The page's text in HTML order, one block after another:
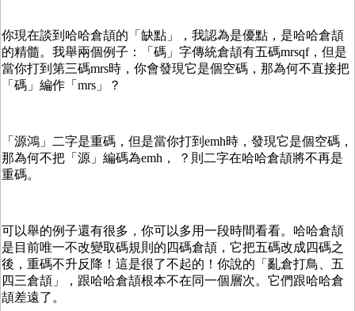
你現在談到哈哈倉頡的「缺點」，我認為是優點，是哈哈倉頡
的精髓。我舉兩個例子：「碼」字傳統倉頡有五碼mrsqf，但是
當你打到第三碼mrs時，你會發現它是個空碼，那為何不直接把
「碼」編作「mrs」？
「源鴻」二字是重碼，但是當你打到emh時，發現它是個空碼，
那為何不把「源」編碼為emh， ？則二字在哈哈倉頡將不再是
重碼。
可以舉的例子還有很多，你可以多用一段時間看看。哈哈倉頡
是目前唯一不改變取碼規則的四碼倉頡，它把五碼改成四碼之
後，重碼不升反降！這是很了不起的！你說的「亂倉打鳥、五
四三倉頡」，跟哈哈倉頡根本不在同一個層次。它們跟哈哈倉
頡差遠了。